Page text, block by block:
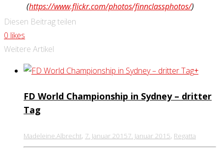
(https://www.flickr.com/photos/finnclassphotos/)
Diesen Beitrag teilen
0 likes
Weitere Artikel
+
FD World Championship in Sydney – dritter
Tag
Madeleine.Albrecht, 7. Januar 20157. Januar 2015, Regatta